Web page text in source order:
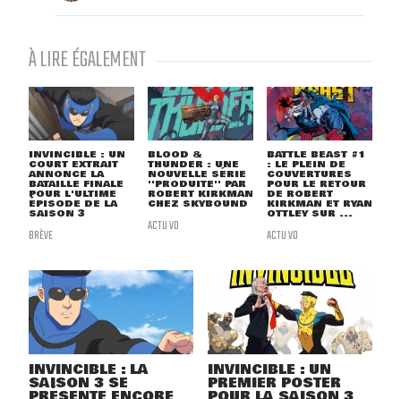
À LIRE ÉGALEMENT
INVINCIBLE : UN
COURT EXTRAIT
ANNONCE LA
BATAILLE FINALE
POUR L'ULTIME
ÉPISODE DE LA
SAISON 3
BRÈVE
BLOOD &
THUNDER : UNE
NOUVELLE SÉRIE
''PRODUITE'' PAR
ROBERT KIRKMAN
CHEZ SKYBOUND
ACTU VO
BATTLE BEAST #1
: LE PLEIN DE
COUVERTURES
POUR LE RETOUR
DE ROBERT
KIRKMAN ET RYAN
OTTLEY SUR ...
ACTU VO
INVINCIBLE : LA
SAISON 3 SE
INVINCIBLE : UN
PREMIER POSTER